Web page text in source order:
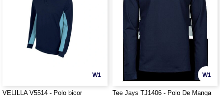
W1
VELILLA V5514 - Polo bicor
W1
Tee Jays TJ1406 - Polo De Manga